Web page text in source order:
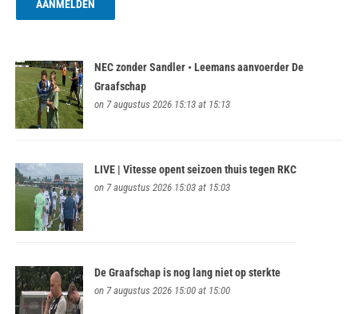
NEC zonder Sandler • Leemans aanvoerder De
Graafschap
on 7 augustus 2026 15:13 at 15:13
LIVE | Vitesse opent seizoen thuis tegen RKC
on 7 augustus 2026 15:03 at 15:03
De Graafschap is nog lang niet op sterkte
on 7 augustus 2026 15:00 at 15:00